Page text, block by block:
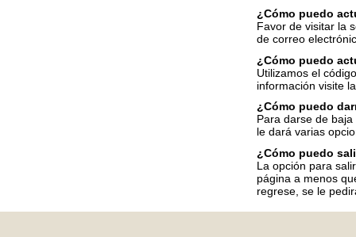
¿Cómo puedo
Favor de visitar la
de correo
¿Cómo puedo
Utilizamos el
información visite
¿Cómo puedo
Para darse de
le dará varias
¿Cómo puedo
La opción para
página a menos
regrese, se le